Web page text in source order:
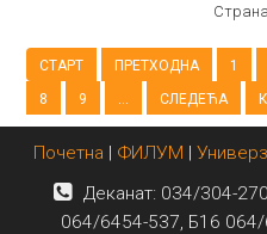
СТАРТ ПРЕТХОДНА 1
8
9 СЛЕДЕЋА
Почетна | ФИЛУМ |
Деканат: 034/304-
064/6454-537, Б16 064/